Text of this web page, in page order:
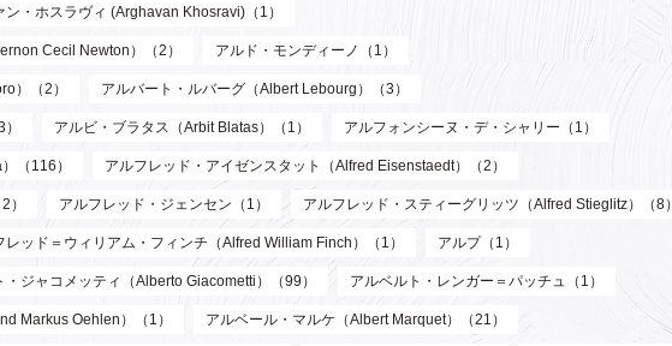
ン・ホスラヴィ (Arghavan Khosravi)（1）
Cecil Newton）（2） アルド・モンディーノ（1）
）（2） アルバート・ルバーグ（Albert Lebourg）（3）
アルビ・ブラタス（Arbit Blatas）（1） アルフォンシーヌ・デ・シャリー（1）
（116） アルフレッド・アイゼンスタット（Alfred Eisenstaedt）（2）
） アルフレッド・ジェンセン（1） アルフレッド・スティーグリッツ（Alfred Stieglitz）（8）
レッド＝ウィリアム・フィンチ（Alfred William Finch）（1） アルプ（1）
・ジャコメッティ（Alberto Giacometti）（99） アルベルト・レンガー＝パッチュ（1）
Markus Oehlen）（1） アルベール・マルケ（Albert Marquet）（21）